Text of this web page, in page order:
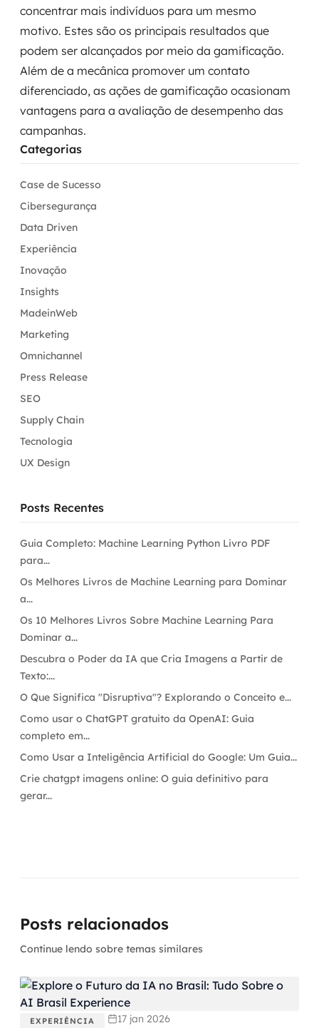
concentrar mais indivíduos para um mesmo
motivo. Estes são os principais resultados que
podem ser alcançados por meio da gamificação.
Além de a mecânica promover um contato
diferenciado, as ações de gamificação ocasionam
vantagens para a avaliação de desempenho das
campanhas.
Categorias
Case de Sucesso
Cibersegurança
Data Driven
Experiência
Inovação
Insights
MadeinWeb
Marketing
Omnichannel
Press Release
SEO
Supply Chain
Tecnologia
UX Design
Posts Recentes
Guia Completo: Machine Learning Python Livro PDF
para...
Os Melhores Livros de Machine Learning para Dominar
a...
Os 10 Melhores Livros Sobre Machine Learning Para
Dominar a...
Descubra o Poder da IA que Cria Imagens a Partir de
Texto:...
O Que Significa "Disruptiva"? Explorando o Conceito e...
Como usar o ChatGPT gratuito da OpenAI: Guia
completo em...
Como Usar a Inteligência Artificial do Google: Um Guia...
Crie chatgpt imagens online: O guia definitivo para
gerar...
Posts relacionados
Continue lendo sobre temas similares
EXPERIÊNCIA 17 jan 2026